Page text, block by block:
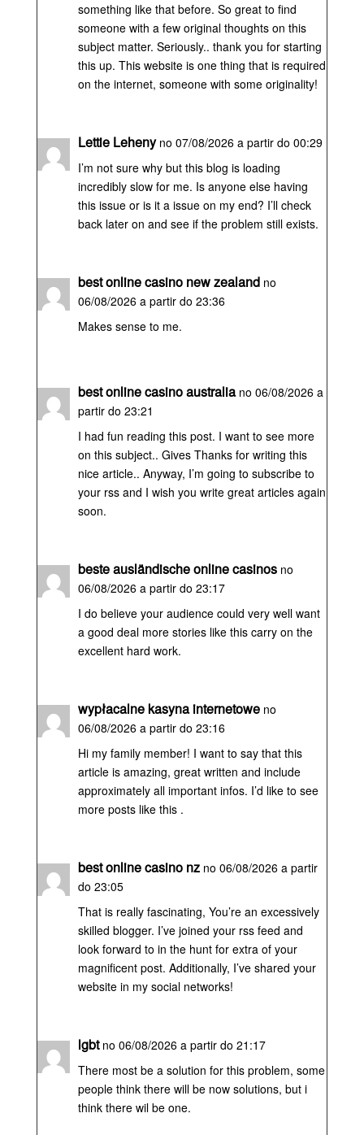
something like that before. So great to find
someone with a few original thoughts on this
subject matter. Seriously.. thank you for starting
this up. This website is one thing that is required
on the internet, someone with some originality!
Lettie Leheny no 07/08/2026 a partir do 00:29
I’m not sure why but this blog is loading
incredibly slow for me. Is anyone else having
this issue or is it a issue on my end? I’ll check
back later on and see if the problem still exists.
best online casino new zealand no
06/08/2026 a partir do 23:36
Makes sense to me.
best online casino australia no 06/08/2026 a
partir do 23:21
I had fun reading this post. I want to see more
on this subject.. Gives Thanks for writing this
nice article.. Anyway, I’m going to subscribe to
your rss and I wish you write great articles again
soon.
beste ausländische online casinos no
06/08/2026 a partir do 23:17
I do believe your audience could very well want
a good deal more stories like this carry on the
excellent hard work.
wypłacalne kasyna internetowe no
06/08/2026 a partir do 23:16
Hi my family member! I want to say that this
article is amazing, great written and include
approximately all important infos. I’d like to see
more posts like this .
best online casino nz no 06/08/2026 a partir
do 23:05
That is really fascinating, You’re an excessively
skilled blogger. I’ve joined your rss feed and
look forward to in the hunt for extra of your
magnificent post. Additionally, I’ve shared your
website in my social networks!
lgbt no 06/08/2026 a partir do 21:17
There most be a solution for this problem, some
people think there will be now solutions, but i
think there wil be one.